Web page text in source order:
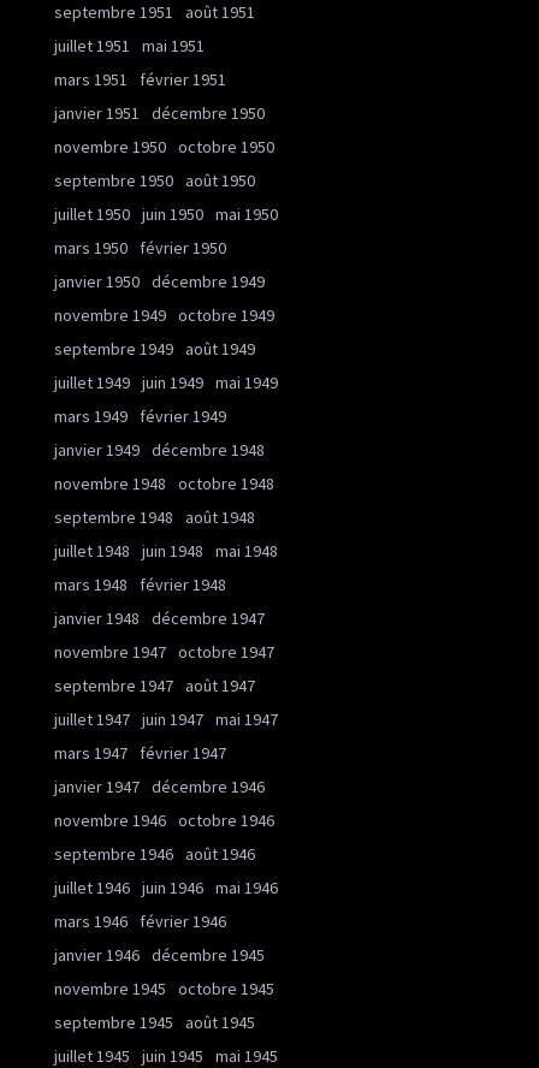
septembre 1951
août 1951
juillet 1951
mai 1951
mars 1951
février 1951
janvier 1951
décembre 1950
novembre 1950 octobre 1950
septembre 1950 août 1950
juillet 1950 juin 1950 mai 1950
mars 1950
février 1950
janvier 1950 décembre 1949
novembre 1949 octobre 1949
septembre 1949 août 1949
juillet 1949 juin 1949 mai 1949
mars 1949
février 1949
janvier 1949 décembre 1948
novembre 1948
octobre 1948
septembre 1948
août 1948
juillet 1948
juin 1948
mai 1948
mars 1948
février 1948
janvier 1948
décembre 1947
novembre 1947 octobre 1947
septembre 1947 août 1947
juillet 1947 juin 1947 mai 1947
mars 1947
février 1947
janvier 1947 décembre 1946
novembre 1946 octobre 1946
septembre 1946 août 1946
juillet 1946 juin 1946 mai 1946
mars 1946
février 1946
janvier 1946 décembre 1945
novembre 1945
octobre 1945
septembre 1945
août 1945
juillet 1945
juin 1945
mai 1945